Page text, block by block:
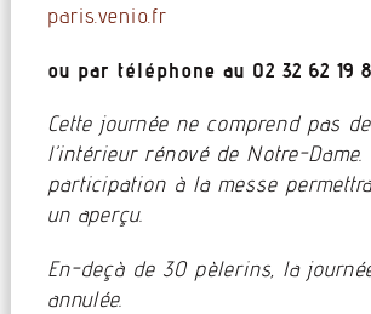
paris.venio.fr
ou par téléphone au 02 32 62 19
Cette journée ne comprend pas
l’intérieur rénové de Notre-Dame.
participation à la messe
un aperçu.
En-deçà de 30 pèlerins, la
annulée.